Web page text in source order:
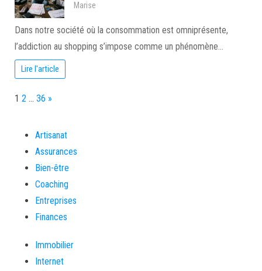
Marise
Dans notre société où la consommation est omniprésente,
l’addiction au shopping s’impose comme un phénomène…
Lire l'article
Page:
1 2 … 36 Next
»
Artisanat
Assurances
Bien-être
Coaching
Entreprises
Finances
Immobilier
Internet